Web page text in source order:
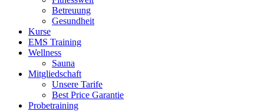
Betreuung
Gesundheit
Kurse
EMS Training
Wellness
Sauna
Mitgliedschaft
Unsere Tarife
Best Price Garantie
Probetraining